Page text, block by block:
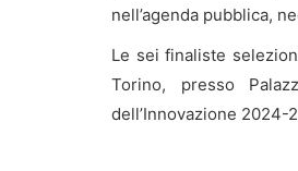
nell’agenda pubblica,
Le sei finaliste
Torino, presso
dell’Innovazione 2024-